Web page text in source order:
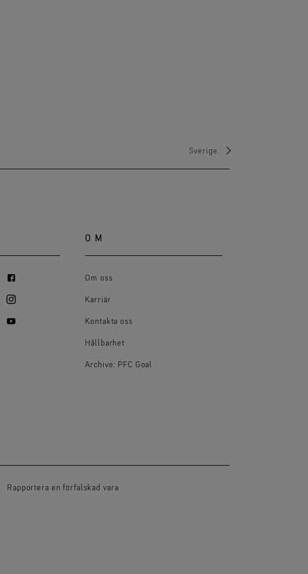
Sverige
OM
Om oss
Karriär
Kontakta oss
Hållbarhet
Archive: PFC Goal
Rapportera en förfalskad vara